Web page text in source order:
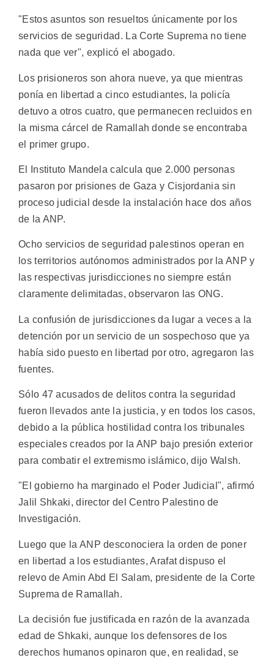
"Estos asuntos son resueltos únicamente por los
servicios de seguridad. La Corte Suprema no tiene
nada que ver", explicó el abogado.
Los prisioneros son ahora nueve, ya que mientras
ponía en libertad a cinco estudiantes, la policía
detuvo a otros cuatro, que permanecen recluidos en
la misma cárcel de Ramallah donde se encontraba
el primer grupo.
El Instituto Mandela calcula que 2.000 personas
pasaron por prisiones de Gaza y Cisjordania sin
proceso judicial desde la instalación hace dos años
de la ANP.
Ocho servicios de seguridad palestinos operan en
los territorios autónomos administrados por la ANP y
las respectivas jurisdicciones no siempre están
claramente delimitadas, observaron las ONG.
La confusión de jurisdicciones da lugar a veces a la
detención por un servicio de un sospechoso que ya
había sido puesto en libertad por otro, agregaron las
fuentes.
Sólo 47 acusados de delitos contra la seguridad
fueron llevados ante la justicia, y en todos los casos,
debido a la pública hostilidad contra los tribunales
especiales creados por la ANP bajo presión exterior
para combatir el extremismo islámico, dijo Walsh.
"El gobierno ha marginado el Poder Judicial", afirmó
Jalil Shkaki, director del Centro Palestino de
Investigación.
Luego que la ANP desconociera la orden de poner
en libertad a los estudiantes, Arafat dispuso el
relevo de Amin Abd El Salam, presidente de la Corte
Suprema de Ramallah.
La decisión fue justificada en razón de la avanzada
edad de Shkaki, aunque los defensores de los
derechos humanos opinaron que, en realidad, se